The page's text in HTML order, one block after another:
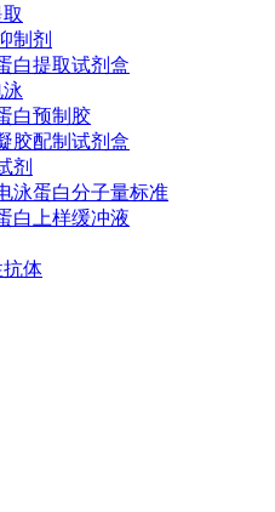
制剂
白提取试剂盒
白预制胶
胶配制试剂盒
剂
泳蛋白分子量标准
白上样缓冲液
体